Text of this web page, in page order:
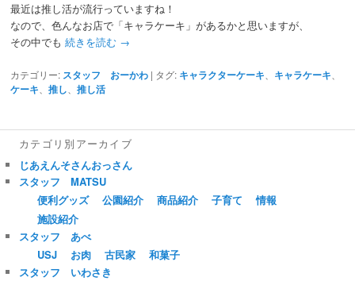
最近は推し活が流行っていますね！
なので、色んなお店で「キャラケーキ」があるかと思いますが、
その中でも続きを読む →
カテゴリー: スタッフ おーかわ | タグ: キャラクターケーキ キャラケーキ
ケーキ 、推し 、推し活
カテゴリ別アーカイブ
じあえんそさんおっさん
スタッフ MATSU
便利グッズ
公園紹介 商品紹介 子育て
情報
施設紹介
スタッフ あべ
USJ
お肉 古民家
和菓子
スタッフ いわさき